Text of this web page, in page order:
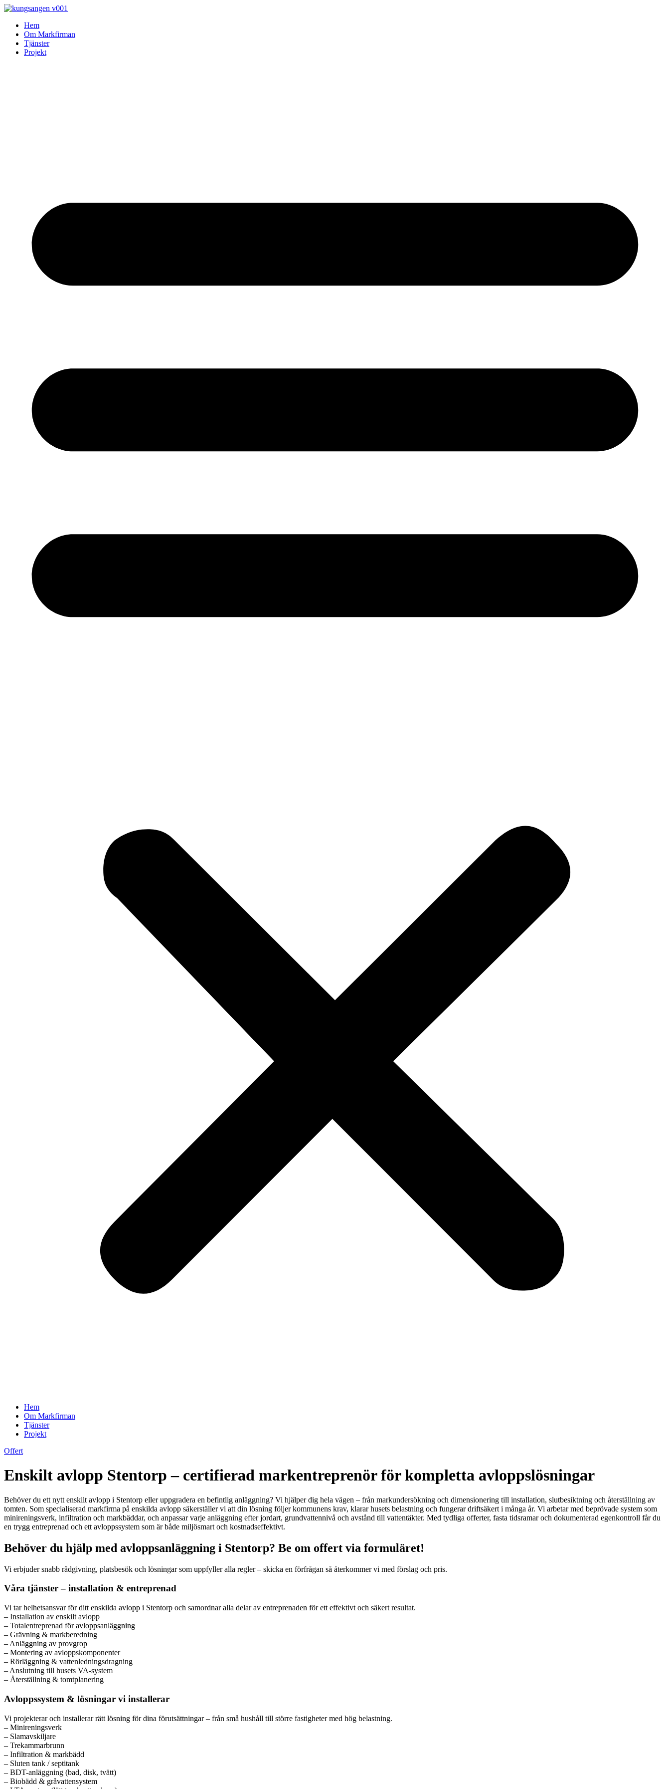
Skip
contentHem
Om Markfirman
Tjänster
Projekt
Hem
Om Markfirman
Tjänster
Projekt
Offert
Enskilt avlopp Stentorp – certifierad markentreprenör för kompletta avloppslösningar
Behöver du ett nytt enskilt avlopp i Stentorp eller uppgradera en befintlig anläggning? Vi hjälper dig hela vägen – från markundersökning och dimensionering till installation, slutbesiktning och återställning av
tomten. Som specialiserad markfirma på enskilda avlopp säkerställer vi att din lösning följer kommunens krav, klarar husets belastning och fungerar driftsäkert i många år. Vi arbetar med beprövade system som
minireningsverk, infiltration och markbäddar, och anpassar varje anläggning efter jordart, grundvattennivå och avstånd till vattentäkter. Med tydliga offerter, fasta tidsramar och dokumenterad egenkontroll får du
en trygg entreprenad och ett avloppssystem som är både miljösmart och kostnadseffektivt.
Behöver du hjälp med avloppsanläggning i Stentorp? Be om offert via formuläret!
Vi erbjuder snabb rådgivning, platsbesök och lösningar som uppfyller alla regler – skicka en förfrågan så återkommer vi med förslag och pris.
Våra tjänster – installation & entreprenad
Vi tar helhetsansvar för ditt enskilda avlopp i Stentorp och samordnar alla delar av entreprenaden för ett effektivt och säkert resultat.
– Installation av enskilt avlopp
– Totalentreprenad för avloppsanläggning
– Grävning & markberedning
– Anläggning av provgrop
– Montering av avloppskomponenter
– Rörläggning & vattenledningsdragning
– Anslutning till husets VA-system
– Återställning & tomtplanering
Avloppssystem & lösningar vi installerar
Vi projekterar och installerar rätt lösning för dina förutsättningar – från små hushåll till större fastigheter med hög belastning.
– Minireningsverk
– Slamavskiljare
– Trekammarbrunn
– Infiltration & markbädd
– Sluten tank / septitank
– BDT-anläggning (bad, disk, tvätt)
– Biobädd & gråvattensystem